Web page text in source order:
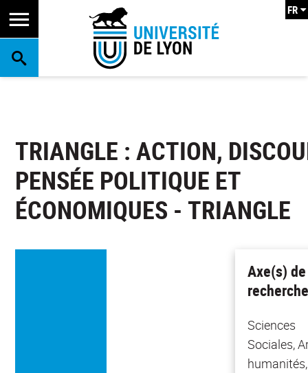
RECHERCHE
FR
TRIANGLE : ACTION,
PENSÉE POLITIQUE ET
ÉCONOMIQUES - TRIANGLE
Axe(s) de
recherche
Sciences
Sociales,
humanités,